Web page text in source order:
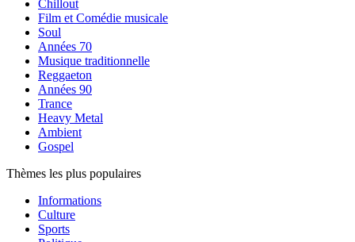
Chillout
Film et Comédie musicale
Soul
Années 70
Musique traditionnelle
Reggaeton
Années 90
Trance
Heavy Metal
Ambient
Gospel
Thèmes les plus populaires
Informations
Culture
Sports